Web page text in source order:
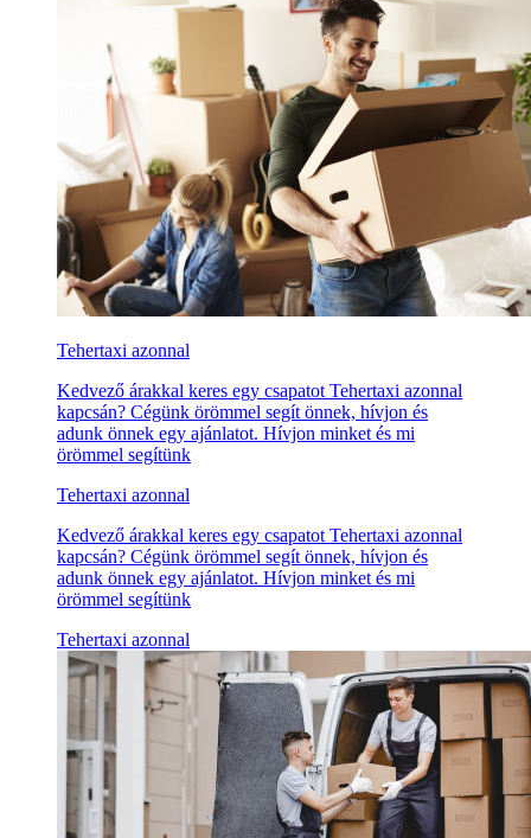
Tehertaxi azonnal
Kedvező árakkal keres egy csapatot Tehertaxi azonnal
kapcsán? Cégünk örömmel segít önnek, hívjon és
adunk önnek egy ajánlatot. Hívjon minket és mi
örömmel segítünk
Tehertaxi azonnal
Kedvező árakkal keres egy csapatot Tehertaxi azonnal
kapcsán? Cégünk örömmel segít önnek, hívjon és
adunk önnek egy ajánlatot. Hívjon minket és mi
örömmel segítünk
Tehertaxi azonnal